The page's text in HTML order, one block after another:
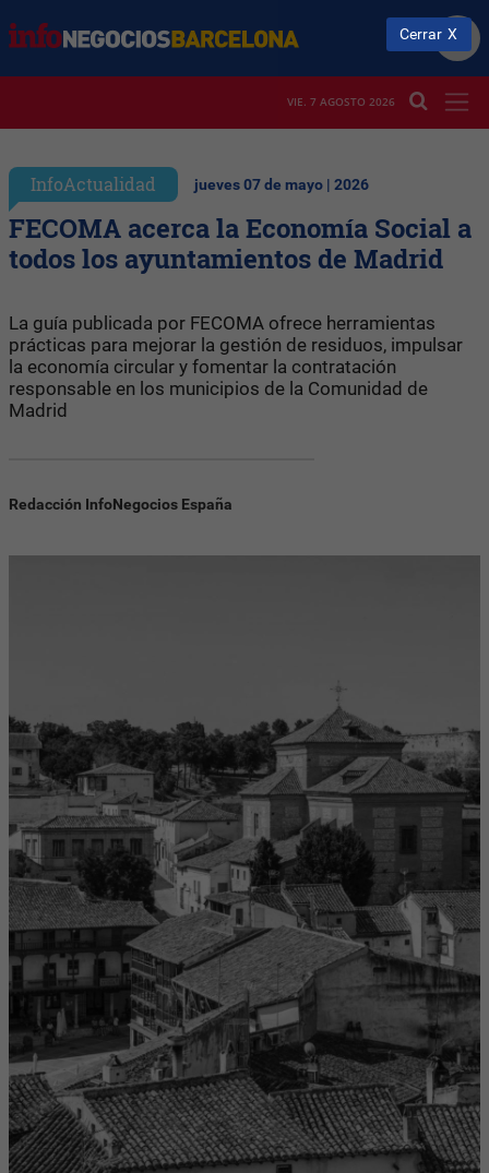
VIE. 7 AGOSTO 2026
InfoActualidad jueves 07 de mayo | 2026
FECOMA acerca la Economía Social a
todos los ayuntamientos de Madrid
La guía publicada por FECOMA ofrece herramientas
prácticas para mejorar la gestión de residuos, impulsar
la economía circular y fomentar la contratación
responsable en los municipios de la Comunidad de
Madrid
Redacción InfoNegocios España
Cerrar